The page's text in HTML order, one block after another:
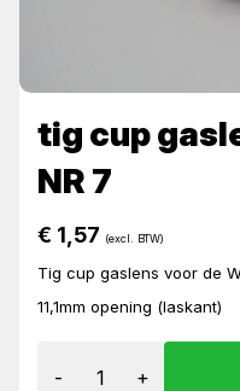
tig cup
NR 7
€ 1,57 (excl. BTW)
Tig cup gaslens voor de
11,1mm opening (laskant)
- +